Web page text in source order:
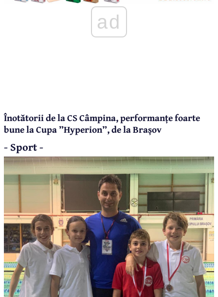
ad
Înotătorii de la CS Câmpina, performanțe foarte
bune la Cupa ”Hyperion”, de la Brașov
- Sport -